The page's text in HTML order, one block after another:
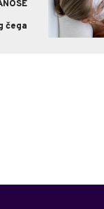
čega